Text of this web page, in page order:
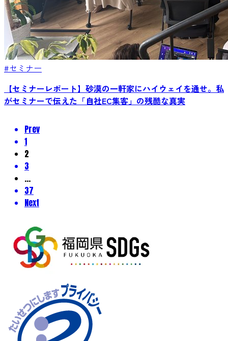
#セミナー
【セミナーレポート】砂漠の一軒家にハイウェイを通せ。私
がセミナーで伝えた「自社EC集客」の残酷な真実
Prev
1
2
3
…
37
Next